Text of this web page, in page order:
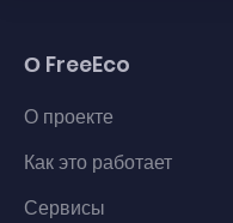
О FreeEco
О проекте
Как это работает
Сервисы